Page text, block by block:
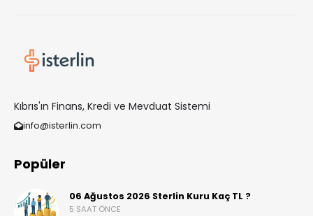
Kıbrıs'ın Finans, Kredi ve Mevduat Sistemi
info@isterlin.com
Popüler
06 Ağustos 2026 Sterlin Kuru Kaç TL ?
5 SAAT ÖNCE